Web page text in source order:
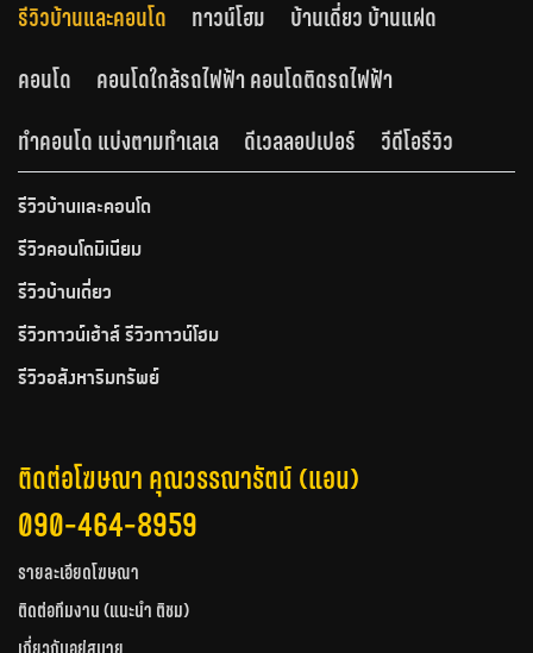
รีวิวบ้านและคอนโด ทาวน์โฮม
บ้านเดี่ยว บ้านแฝด
คอนโด
คอนโดใกล้รถไฟฟ้า คอนโดติดรถไฟฟ้า
ทำคอนโด แบ่งตามทำเลเล
ดีเวลลอปเปอร์ วีดีโอรีวิว
รีวิวบ้านและคอนโด
รีวิวคอนโดมิเนียม
รีวิวบ้านเดี่ยว
รีวิวทาวน์เฮ้าส์ รีวิวทาวน์โฮม
รีวิวอสังหาริมทรัพย์
ติดต่อโฆษณา คุณวรรณารัตน์ (แอน)
090-464-8959
รายละเอียดโฆษณา
ติดต่อทีมงาน (แนะนำ ติชม)